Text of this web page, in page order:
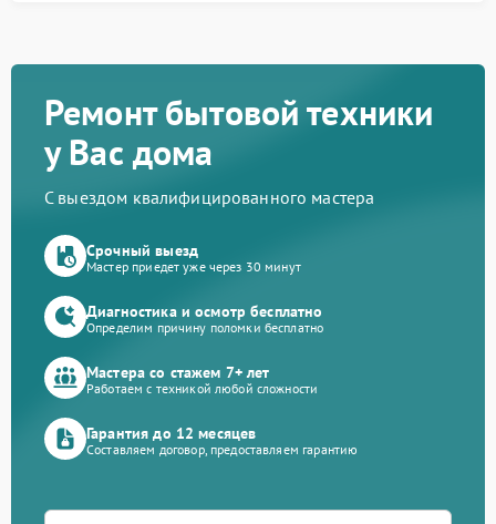
Ремонт бытовой техники
у Вас дома
С выездом квалифицированного мастера
Срочный выезд
Мастер приедет уже через 30 минут
Диагностика и осмотр бесплатно
Определим причину поломки бесплатно
Мастера со стажем 7+ лет
Работаем с техникой любой сложности
Гарантия до 12 месяцев
Составляем договор, предоставляем гарантию